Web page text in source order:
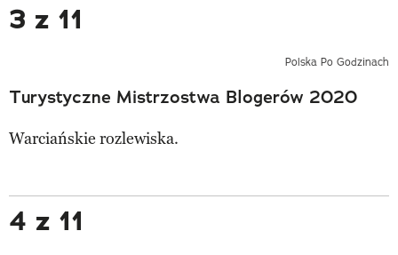
3 z 11
Polska Po Godzinach
Turystyczne Mistrzostwa Blogerów 2020
Warciańskie rozlewiska.
4 z 11